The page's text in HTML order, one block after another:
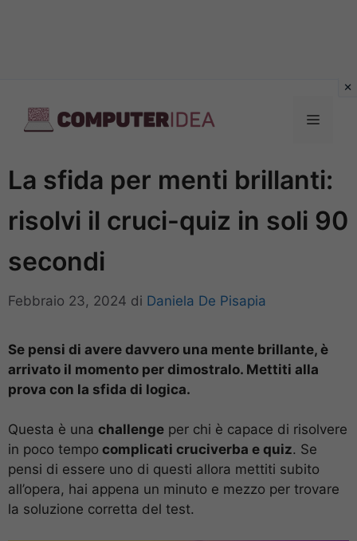
contenuto
Menu
La sfida per menti brillanti:
risolvi il cruci-quiz in soli 90
secondi
Febbraio 23, 2024 di Daniela De Pisapia
Se pensi di avere davvero una mente brillante, è
arrivato il momento per dimostralo. Mettiti alla
prova con la sfida di logica.
Questa è una challenge per chi è capace di risolvere
in poco tempo complicati cruciverba e quiz. Se
pensi di essere uno di questi allora mettiti subito
all’opera, hai appena un minuto e mezzo per trovare
la soluzione corretta del test.